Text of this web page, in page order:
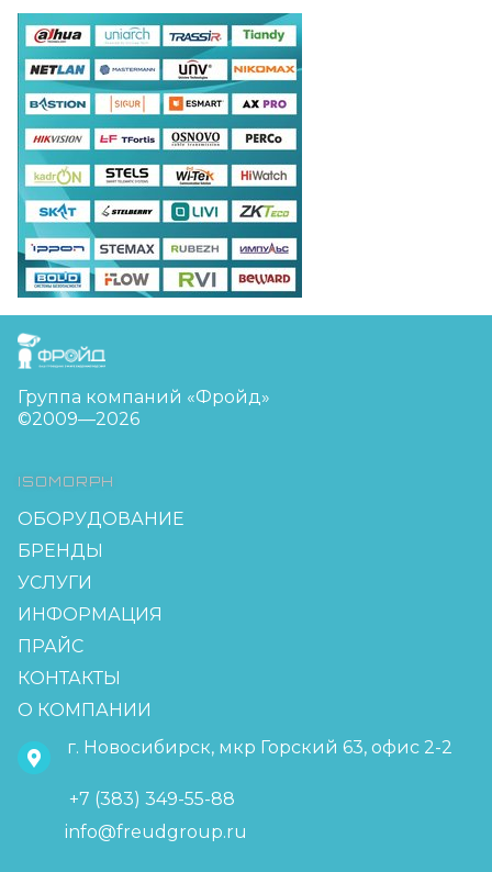
FreudGroup
Группа компаний «Фройд»
©2009—2026
ISOMORPH
ОБОРУДОВАНИЕ
БРЕНДЫ
УСЛУГИ
ИНФОРМАЦИЯ
ПРАЙС
КОНТАКТЫ
О КОМПАНИИ
г. Новосибирск, мкр Горский 63, офис 2-2
+7 (383) 349-55-88
info@freudgroup.ru